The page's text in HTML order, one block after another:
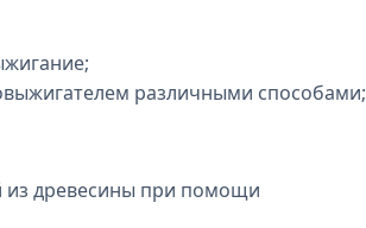
различными способами;
из древесины при помощи